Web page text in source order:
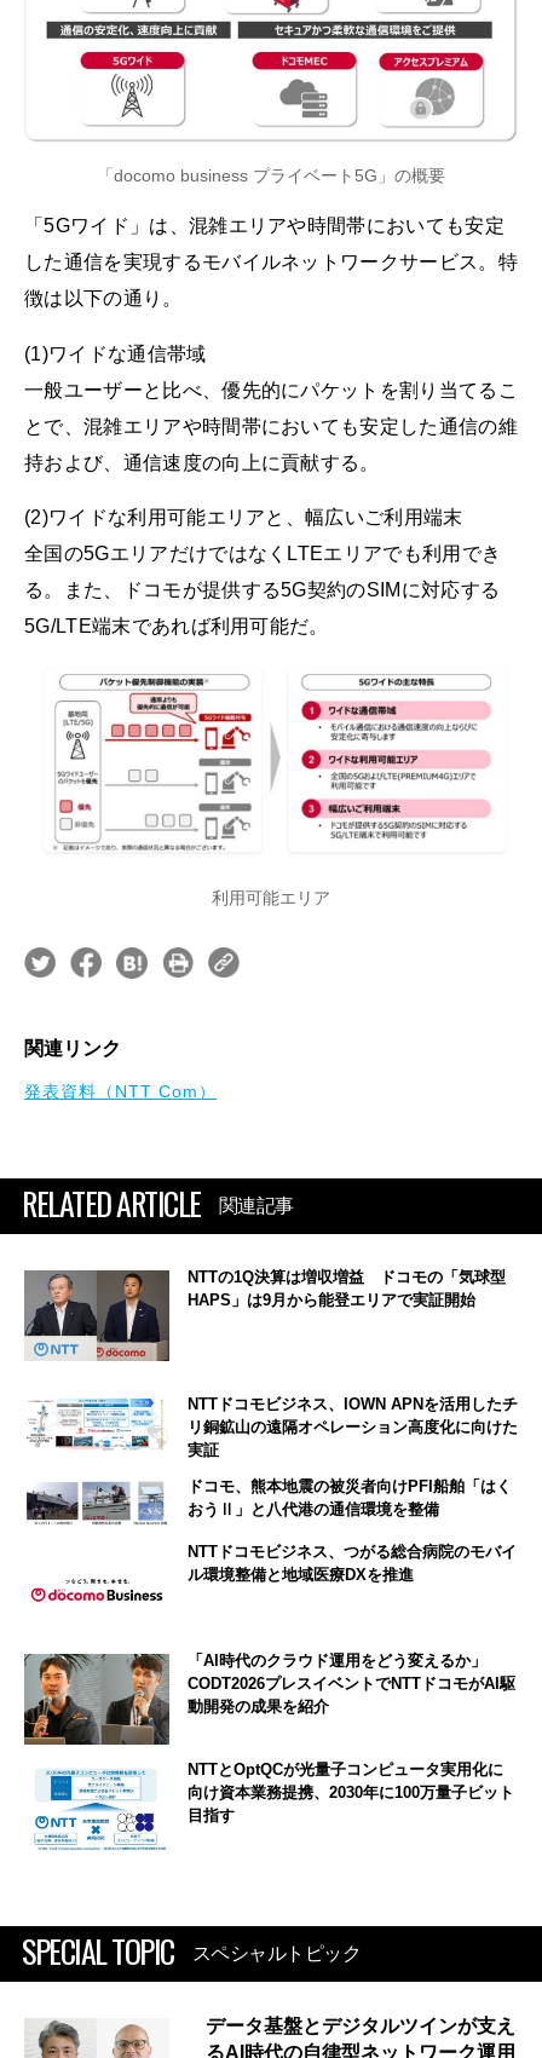
「docomo business プライベート5G」の概要
「5Gワイド」は、混雑エリアや時間帯においても安定
した通信を実現するモバイルネットワークサービス。特
徴は以下の通り。
(1)ワイドな通信帯域
一般ユーザーと比べ、優先的にパケットを割り当てるこ
とで、混雑エリアや時間帯においても安定した通信の維
持および、通信速度の向上に貢献する。
(2)ワイドな利用可能エリアと、幅広いご利用端末
全国の5GエリアだけではなくLTEエリアでも利用でき
る。また、ドコモが提供する5G契約のSIMに対応する
5G/LTE端末であれば利用可能だ。
利用可能エリア
関連リンク
発表資料（NTT Com）
RELATED ARTICLE 関連記事
NTTの1Q決算は増収増益 ドコモの「気球型
HAPS」は9月から能登エリアで実証開始
NTTドコモビジネス、IOWN APNを活用したチ
リ銅鉱山の遠隔オペレーション高度化に向けた
実証
ドコモ、熊本地震の被災者向けPFI船舶「はく
おうⅡ」と八代港の通信環境を整備
NTTドコモビジネス、つがる総合病院のモバイ
ル環境整備と地域医療DXを推進
「AI時代のクラウド運用をどう変えるか」
CODT2026プレスイベントでNTTドコモがAI駆
動開発の成果を紹介
NTTとOptQCが光量子コンピュータ実用化に
向け資本業務提携、2030年に100万量子ビット
目指す
SPECIAL TOPIC スペシャルトピック
データ基盤とデジタルツインが支え
るAI時代の自律型ネットワーク運用